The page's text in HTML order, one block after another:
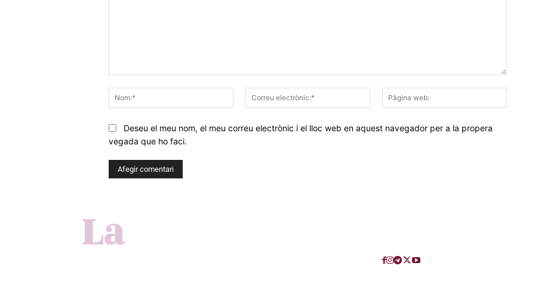
Nom:*
Correu
electrònic:*
web:
Deseu el meu nom, el meu correu electrònic i el lloc web en aquest navegador per a la propera
vegada que ho faci.